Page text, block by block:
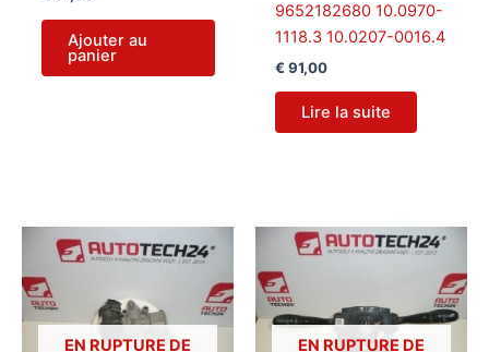
Ajouter au
panier
9652182680 10.0970-
1118.3 10.0207-0016.4
€ 91,00
Lire la suite
EN RUPTURE DE
EN RUPTURE DE